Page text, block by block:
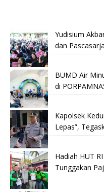
Yudisium
dan
BUMD Air
di
Kapolsek
Lepas”,
Hadiah HUT
Tunggakan